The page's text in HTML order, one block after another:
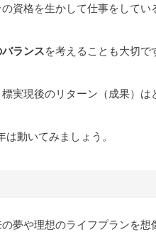
資格を生かして仕事をして
ランスを考えることも大切で
実現後のリターン（成果）
動いてみましょう。
夢や理想のライフプランを